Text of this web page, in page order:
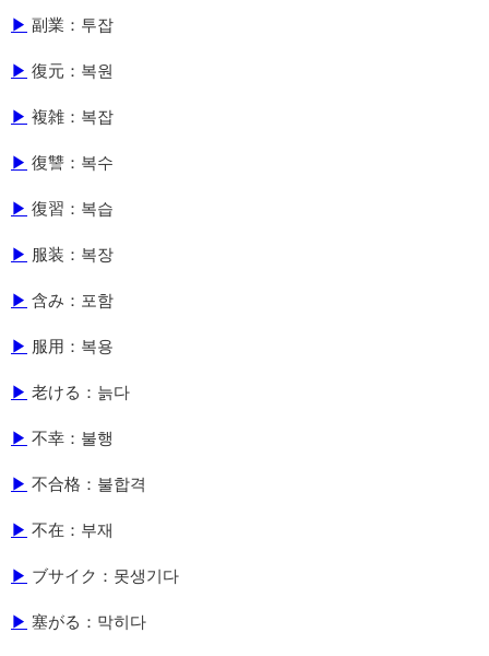
▶ 副業：투잡
▶ 復元：복원
▶ 複雑：복잡
▶ 復讐：복수
▶ 復習：복습
▶ 服装：복장
▶ 含み：포함
▶ 服用：복용
▶ 老ける：늙다
▶ 不幸：불행
▶ 不合格：불합격
▶ 不在：부재
▶ ブサイク：못생기다
▶ 塞がる：막히다